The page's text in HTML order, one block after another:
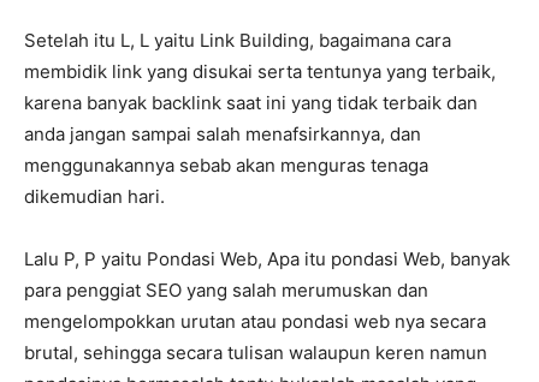
Setelah itu L, L yaitu Link Building, bagaimana cara
membidik link yang disukai serta tentunya yang terbaik,
karena banyak backlink saat ini yang tidak terbaik dan
anda jangan sampai salah menafsirkannya, dan
menggunakannya sebab akan menguras tenaga
dikemudian hari.
Lalu P, P yaitu Pondasi Web, Apa itu pondasi Web, banyak
para penggiat SEO yang salah merumuskan dan
mengelompokkan urutan atau pondasi web nya secara
brutal, sehingga secara tulisan walaupun keren namun